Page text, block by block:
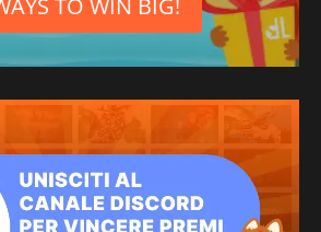
TO WIN BIG!